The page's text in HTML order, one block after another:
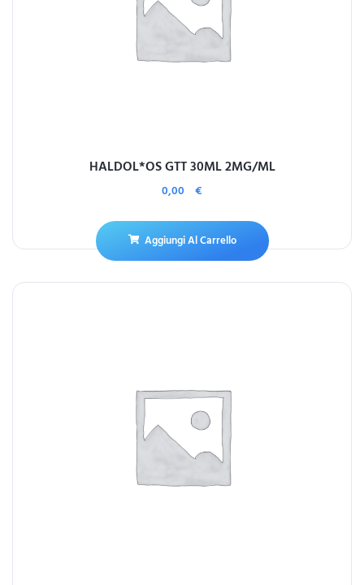
HALDOL*OS GTT 30ML 2MG/ML
0,00 €
Aggiungi Al Carrello